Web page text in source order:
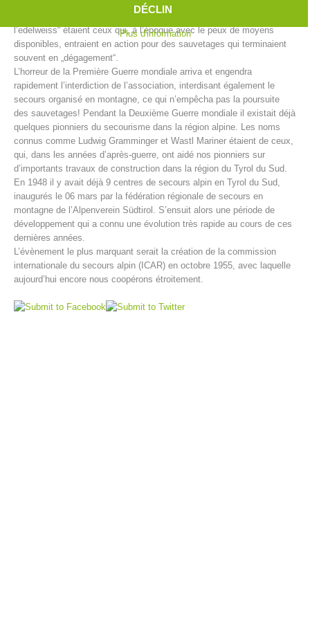
Centres de secours
Ainsi furent créés en Tyrol du Sud entre 1902 et 1914 pas moins de
39 centres de secours alpin. „Les hommes à la croix verte avec
l’edelweiss“ étaient ceux qui, à l’époque avec le peux de moyens
disponibles, entraient en action pour des sauvetages qui terminaient
souvent en „dégagement“.
L’horreur de la Première Guerre mondiale arriva et engendra
rapidement l’interdiction de l’association, interdisant également le
secours organisé en montagne, ce qui n’empêcha pas la poursuite
des sauvetages! Pendant la Deuxième Guerre mondiale il existait déjà
quelques pionniers du secourisme dans la région alpine. Les noms
connus comme Ludwig Gramminger et Wastl Mariner étaient de ceux,
qui, dans les années d’après-guerre, ont aidé nos pionniers sur
d’importants travaux de construction dans la région du Tyrol du Sud.
En 1948 il y avait déjà 9 centres de secours alpin en Tyrol du Sud,
inaugurés le 06 mars par la fédération régionale de secours en
montagne de l’Alpenverein Südtirol. S’ensuit alors une période de
développement qui a connu une évolution très rapide au cours de ces
dernières années.
L’évènement le plus marquant serait la création de la commission
internationale du secours alpin (ICAR) en octobre 1955, avec laquelle
aujourd’hui encore nous coopérons étroitement.
DÉCLIN
Plus d'information